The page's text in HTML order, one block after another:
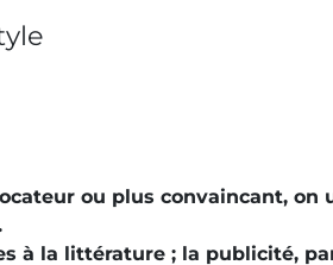
ou plus convaincant, on
à la littérature ; la publicité,